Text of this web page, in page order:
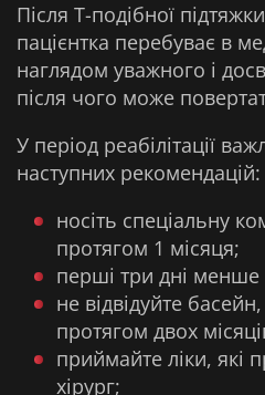
Після Т-подібної
пацієнтка перебуває в
наглядом уважного і
після чого може
У період реабілітації
наступних рекомендацій:
носіть спеціальну
протягом 1 місяця;
перші три дні менше
не відвідуйте
протягом двох
приймайте ліки, які
хірург;